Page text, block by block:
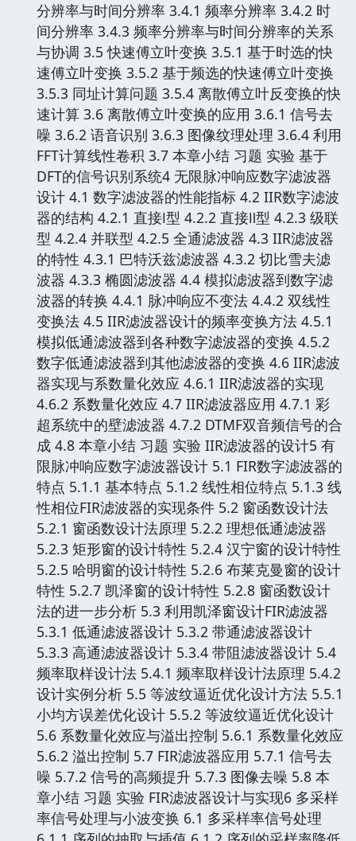
分辨率与时间分辨率 3.4.1 频率分辨率 3.4.2 时
间分辨率 3.4.3 频率分辨率与时间分辨率的关系
与协调 3.5 快速傅立叶变换 3.5.1 基于时选的快
速傅立叶变换 3.5.2 基于频选的快速傅立叶变换
3.5.3 同址计算问题 3.5.4 离散傅立叶反变换的快
速计算 3.6 离散傅立叶变换的应用 3.6.1 信号去
噪 3.6.2 语音识别 3.6.3 图像纹理处理 3.6.4 利用
FFT计算线性卷积 3.7 本章小结 习题 实验 基于
DFT的信号识别系统4 无限脉冲响应数字滤波器
设计 4.1 数字滤波器的性能指标 4.2 IIR数字滤波
器的结构 4.2.1 直接Ⅰ型 4.2.2 直接Ⅱ型 4.2.3 级联
型 4.2.4 并联型 4.2.5 全通滤波器 4.3 IIR滤波器
的特性 4.3.1 巴特沃兹滤波器 4.3.2 切比雪夫滤
波器 4.3.3 椭圆滤波器 4.4 模拟滤波器到数字滤
波器的转换 4.4.1 脉冲响应不变法 4.4.2 双线性
变换法 4.5 IIR滤波器设计的频率变换方法 4.5.1
模拟低通滤波器到各种数字滤波器的变换 4.5.2
数字低通滤波器到其他滤波器的变换 4.6 IIR滤波
器实现与系数量化效应 4.6.1 IIR滤波器的实现
4.6.2 系数量化效应 4.7 IIR滤波器应用 4.7.1 彩
超系统中的壁滤波器 4.7.2 DTMF双音频信号的合
成 4.8 本章小结 习题 实验 IIR滤波器的设计5 有
限脉冲响应数字滤波器设计 5.1 FIR数字滤波器的
特点 5.1.1 基本特点 5.1.2 线性相位特点 5.1.3 线
性相位FIR滤波器的实现条件 5.2 窗函数设计法
5.2.1 窗函数设计法原理 5.2.2 理想低通滤波器
5.2.3 矩形窗的设计特性 5.2.4 汉宁窗的设计特性
5.2.5 哈明窗的设计特性 5.2.6 布莱克曼窗的设计
特性 5.2.7 凯泽窗的设计特性 5.2.8 窗函数设计
法的进一步分析 5.3 利用凯泽窗设计FIR滤波器
5.3.1 低通滤波器设计 5.3.2 带通滤波器设计
5.3.3 高通滤波器设计 5.3.4 带阻滤波器设计 5.4
频率取样设计法 5.4.1 频率取样设计法原理 5.4.2
设计实例分析 5.5 等波纹逼近优化设计方法 5.5.1
小均方误差优化设计 5.5.2 等波纹逼近优化设计
5.6 系数量化效应与溢出控制 5.6.1 系数量化效应
5.6.2 溢出控制 5.7 FIR滤波器应用 5.7.1 信号去
噪 5.7.2 信号的高频提升 5.7.3 图像去噪 5.8 本
章小结 习题 实验 FIR滤波器设计与实现6 多采样
率信号处理与小波变换 6.1 多采样率信号处理